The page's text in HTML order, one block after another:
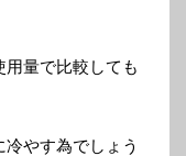
量で比較しても
やす為でしょう